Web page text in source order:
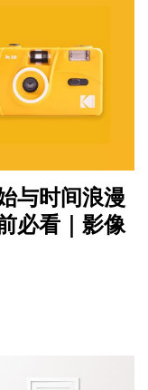
与时间浪漫
必看｜影像